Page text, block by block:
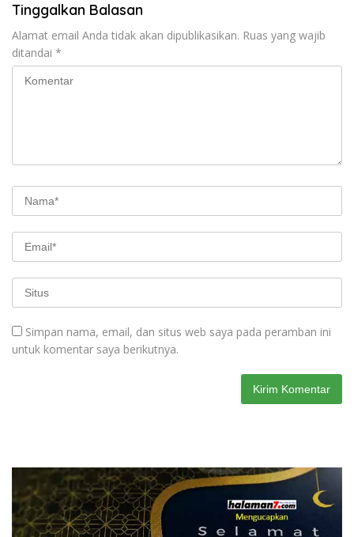
Tinggalkan Balasan
Alamat email Anda tidak akan dipublikasikan. Ruas yang wajib
ditandai *
Simpan nama, email, dan situs web saya pada peramban ini
untuk komentar saya berikutnya.